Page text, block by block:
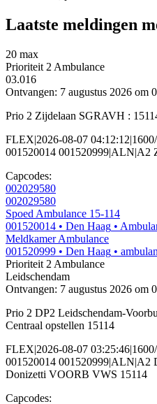
Laatste meldingen
20 max
Prioriteit 2 Ambulance
03.016
Ontvangen: 7 augustus 2026 om
Prio 2 Zijdelaan SGRAVH :
FLEX|2026-08-07
001520014 001520999|ALN|A2
Capcodes:
002029580
002029580
Spoed Ambulance 15-114
001520014 • Den Haag •
Meldkamer Ambulance
001520999 • Den Haag •
Prioriteit 2 Ambulance
Leidschendam
Ontvangen: 7 augustus 2026 om
Prio 2 DP2 Leidschendam-
Centraal opstellen 15114
FLEX|2026-08-07
001520014 001520999|ALN|A2
Donizetti VOORB VWS 15114
Capcodes: